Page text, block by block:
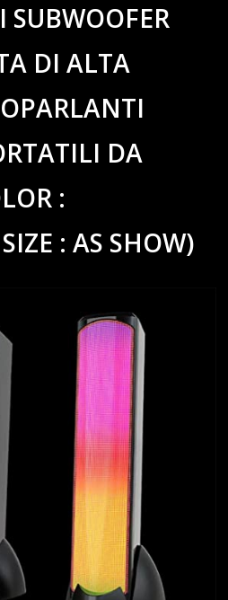
DI ALTA
DA
:
: AS SHOW)